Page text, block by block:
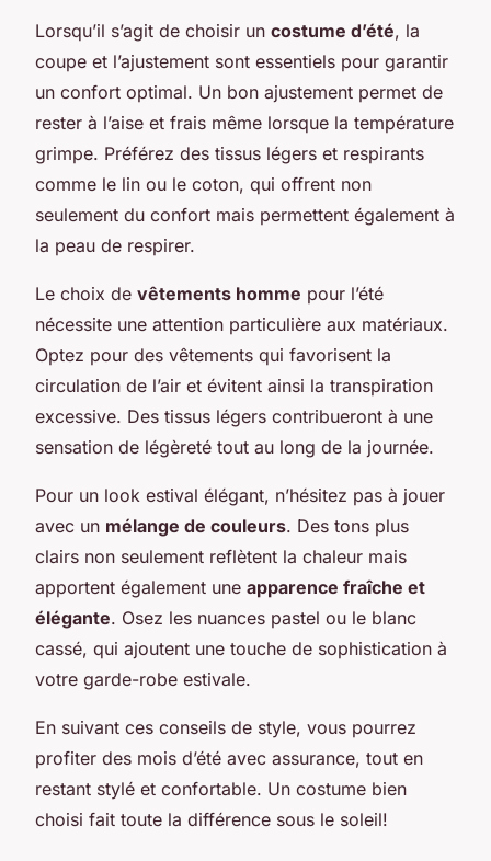
Lorsqu’il s’agit de choisir un costume d’été, la
coupe et l’ajustement sont essentiels pour garantir
un confort optimal. Un bon ajustement permet de
rester à l’aise et frais même lorsque la température
grimpe. Préférez des tissus légers et respirants
comme le lin ou le coton, qui offrent non
seulement du confort mais permettent également à
la peau de respirer.
Le choix de vêtements homme pour l’été
nécessite une attention particulière aux matériaux.
Optez pour des vêtements qui favorisent la
circulation de l’air et évitent ainsi la transpiration
excessive. Des tissus légers contribueront à une
sensation de légèreté tout au long de la journée.
Pour un look estival élégant, n’hésitez pas à jouer
avec un mélange de couleurs. Des tons plus
clairs non seulement reflètent la chaleur mais
apportent également une apparence fraîche et
élégante. Osez les nuances pastel ou le blanc
cassé, qui ajoutent une touche de sophistication à
votre garde-robe estivale.
En suivant ces conseils de style, vous pourrez
profiter des mois d’été avec assurance, tout en
restant stylé et confortable. Un costume bien
choisi fait toute la différence sous le soleil!